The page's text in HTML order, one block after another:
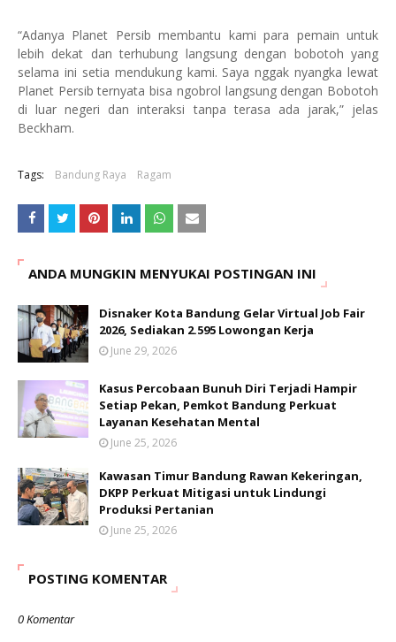
“Adanya Planet Persib membantu kami para pemain untuk
lebih dekat dan terhubung langsung dengan bobotoh yang
selama ini setia mendukung kami. Saya nggak nyangka lewat
Planet Persib ternyata bisa ngobrol langsung dengan Bobotoh
di luar negeri dan interaksi tanpa terasa ada jarak,” jelas
Beckham.
Tags: Bandung Raya Ragam
ANDA MUNGKIN MENYUKAI POSTINGAN INI
Disnaker Kota Bandung Gelar Virtual Job Fair
2026, Sediakan 2.595 Lowongan Kerja
June 29, 2026
Kasus Percobaan Bunuh Diri Terjadi Hampir
Setiap Pekan, Pemkot Bandung Perkuat
Layanan Kesehatan Mental
June 25, 2026
Kawasan Timur Bandung Rawan Kekeringan,
DKPP Perkuat Mitigasi untuk Lindungi
Produksi Pertanian
June 25, 2026
POSTING KOMENTAR
0 Komentar